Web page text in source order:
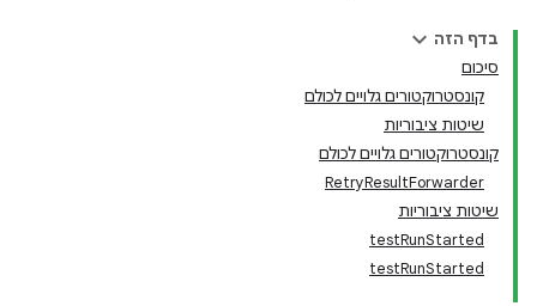
בדף הזה
סיכום
קונסטרוקטורים גלויים לכולם
שיטות ציבוריות
קונסטרוקטורים גלויים לכולם
RetryResultForwarder
שיטות ציבוריות
testRunStarted
testRunStarted